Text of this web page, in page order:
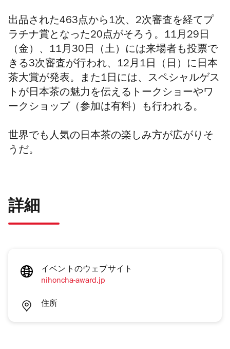
出品された463点から1次、2次審査を経てプ
ラチナ賞となった20点がそろう 。11月29日
（金）、11月30日（土）には来場者も投票で
きる3次審査が行われ、12月1日（日）に日本
茶大賞が発表。また1日には、 スペシャルゲス
トが日本茶の魅力を伝えるトークショーやワ
ークショップ（参加は有料）も行われる。
世界でも人気の日本茶の楽しみ方が広がりそ
うだ。
詳細
イベントのウェブサイト
nihoncha-award.jp
住所